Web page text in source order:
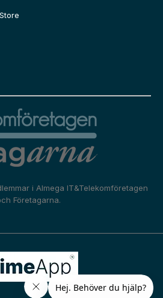
i Almega IT&Telekomföretagen
Företagarna.